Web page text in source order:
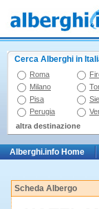
Cerca Alberghi in
Roma
Milano
Pisa
Perugia
altra destinazione
Alberghi.info Home
Scheda Albergo